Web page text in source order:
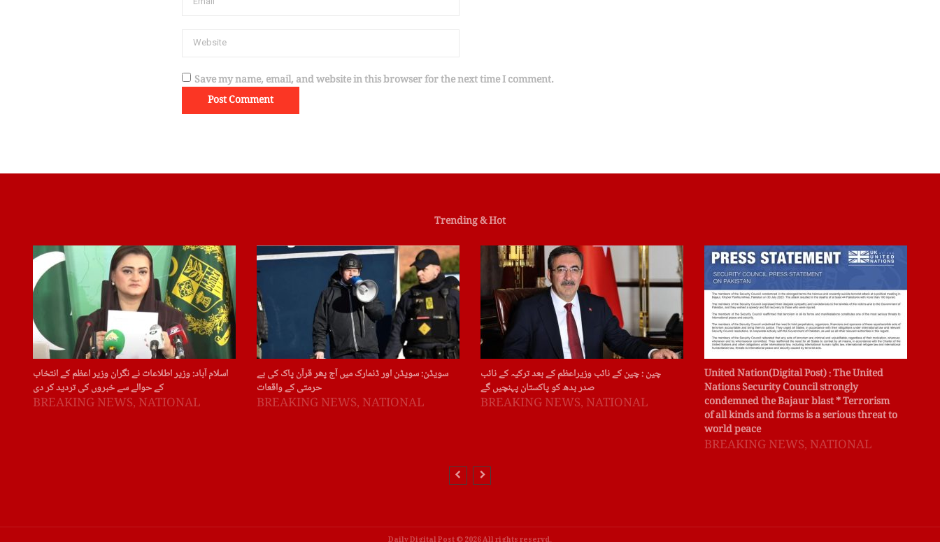
Save my name, email, and website in this browser for the next time I comment.
Trending & Hot
اسلام آباد: وزیر اطلاعات نے نگران وزیر اعظم کے انتخاب
کے حوالے سے خبروں کی تردید کر دی
BREAKING NEWS, NATIONAL
سویڈن: سویڈن اور ڈنمارک میں آج پھر قرآن پاک کی بے
حرمتی کے واقعات
BREAKING NEWS, NATIONAL
چین : چین کے نائب وزیراعظم کے بعد ترکیہ کے نائب
صدر بدھ کو پاکستان پہنچیں گے
BREAKING NEWS, NATIONAL
United Nation(Digital Post) : The United
Nations Security Council strongly
condemned the Bajaur blast * Terrorism
of all kinds and forms is a serious threat to
world peace
BREAKING NEWS, NATIONAL